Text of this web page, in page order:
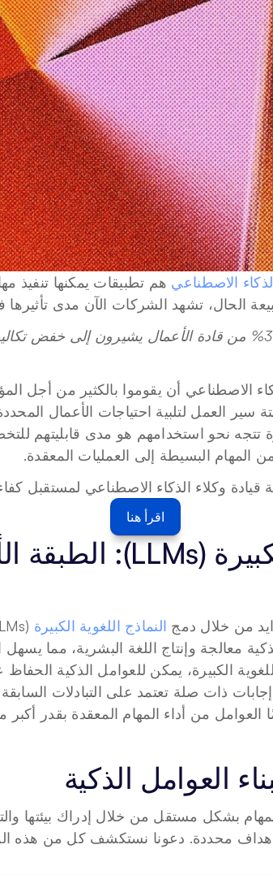
الاصطناعي
الحال، تشهد الشركات الآن مدى تأثيرها
سير العمل لتلبية احتياجات الأعمال
المهام البسيطة إلى العمليات المعقدة.
وكلاء الذكاء الاصطناعي لمستقبل
اقرأ هنا
من خلال دمج النماذج اللغوية الكبيرة
من أداء المهام المعقدة بقدر أكبر
العوامل الذكية
أهداف محددة. دعونا نستكشف كل من هذه